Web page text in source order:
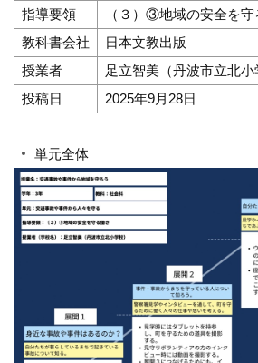
指導要領
（３）③地域の安全を守
教科書会社
日本文教出版
授業者
足立智美（丹波市立北小
投稿日
2025年9月28日
単元全体